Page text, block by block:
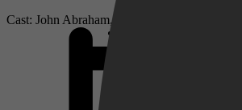
Cast: John Abraham, Abhishek Bachchan,